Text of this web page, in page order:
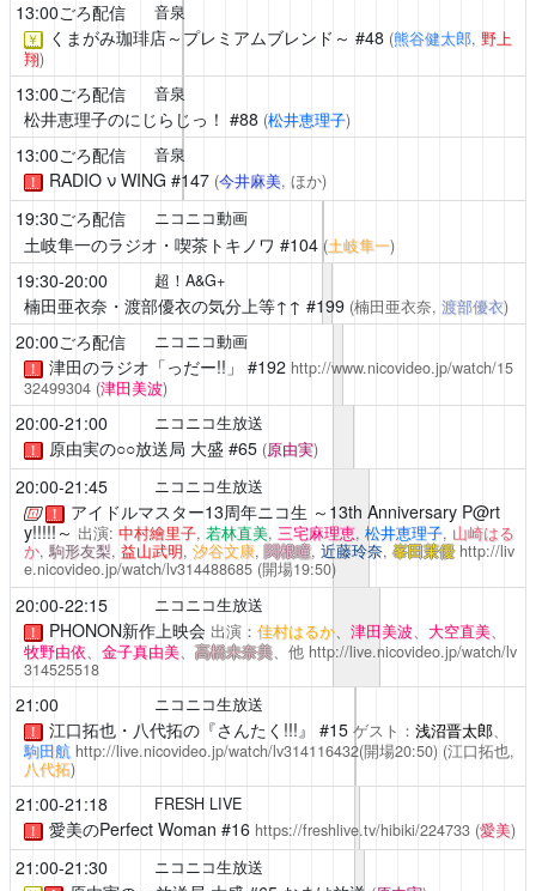
13:00ごろ配信 音泉
￥ くまがみ珈琲店～プレミアムブレンド～ #48 (熊谷健太郎, 野上
翔)
13:00ごろ配信 音泉
松井恵理子のにじらじっ！ #88 (松井恵理子)
13:00ごろ配信 音泉
！ RADIO ν WING #147 (今井麻美, ほか)
19:30ごろ配信 ニコニコ動画
土岐隼一のラジオ・喫茶トキノワ #104 (土岐隼一)
19:30-20:00 超！A&G+
楠田亜衣奈・渡部優衣の気分上等↑↑ #199 (楠田亜衣奈, 渡部優衣)
20:00ごろ配信 ニコニコ動画
！ 津田のラジオ「っだー!!」 #192 http://www.nicovideo.jp/watch/15
32499304 (津田美波)
20:00-21:00 ニコニコ生放送
！ 原由実の○○放送局 大盛 #65 (原由実)
20:00-21:45 ニコニコ生放送
！
アイドルマスター13周年ニコ生 ～13th Anniversary P@rt
y!!!!!～ 出演: 中村繪里子, 若林直美, 三宅麻理恵, 松井恵理子, 山崎はる
か, 駒形友梨, 益山武明, 汐谷文康,関根瞳, 近藤玲奈,峯田茉優 http://liv
e.nicovideo.jp/watch/lv314488685(開場19:50)
20:00-22:15 ニコニコ生放送
！ PHONON新作上映会 出演： 佳村はるか、 津田美波、 大空直美、
牧野由依
金子真由美、高橋未奈美、他 http://live.nicovideo.jp/watch/lv
314525518
21:00 ニコニコ生放送
！ 江口拓也・八代拓の『さんたく!!!』 #15 ゲスト： 浅沼晋太郎、
駒田航 http://live.nicovideo.jp/watch/lv314116432(開場20:50) (江口拓也,
八代拓)
21:00-21:18 FRESH LIVE
！ 愛美のPerfect Woman #16 https://freshlive.tv/hibiki/224733 (愛美)
21:00-21:30 ニコニコ生放送